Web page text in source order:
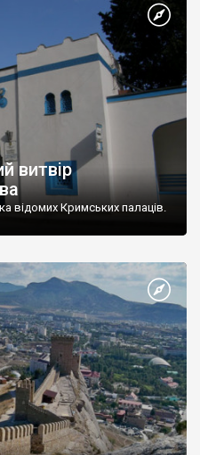
витвір
відомих Кримських палаців.